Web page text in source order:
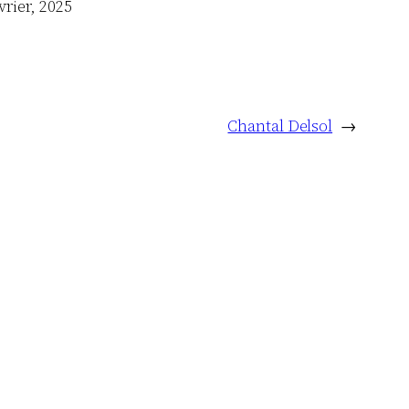
2025
Chantal Delsol →